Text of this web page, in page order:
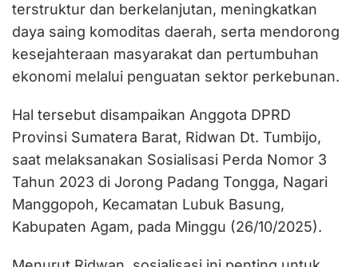
terstruktur dan berkelanjutan, meningkatkan
daya saing komoditas daerah, serta mendorong
kesejahteraan masyarakat dan pertumbuhan
ekonomi melalui penguatan sektor perkebunan.
Hal tersebut disampaikan Anggota DPRD
Provinsi Sumatera Barat, Ridwan Dt. Tumbijo,
saat melaksanakan Sosialisasi Perda Nomor 3
Tahun 2023 di Jorong Padang Tongga, Nagari
Manggopoh, Kecamatan Lubuk Basung,
Kabupaten Agam, pada Minggu (26/10/2025).